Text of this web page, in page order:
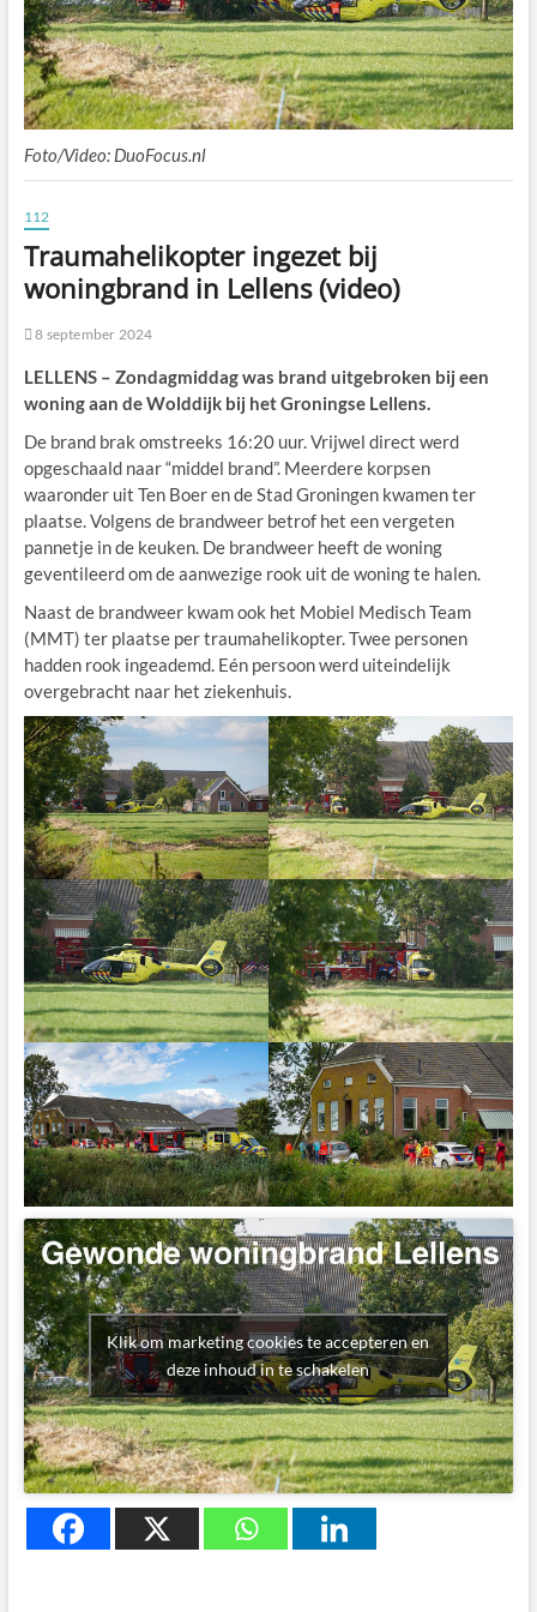
Foto/Video: DuoFocus.nl
112
Traumahelikopter ingezet bij
woningbrand in Lellens (video)
8 september 2024
LELLENS – Zondagmiddag was brand uitgebroken bij een
woning aan de Wolddijk bij het Groningse Lellens.
De brand brak omstreeks 16:20 uur. Vrijwel direct werd
opgeschaald naar “middel brand”. Meerdere korpsen
waaronder uit Ten Boer en de Stad Groningen kwamen ter
plaatse. Volgens de brandweer betrof het een vergeten
pannetje in de keuken. De brandweer heeft de woning
geventileerd om de aanwezige rook uit de woning te halen.
Naast de brandweer kwam ook het Mobiel Medisch Team
(MMT) ter plaatse per traumahelikopter. Twee personen
hadden rook ingeademd. Eén persoon werd uiteindelijk
overgebracht naar het ziekenhuis.
Klik om marketing cookies te accepteren en
deze inhoud in te schakelen